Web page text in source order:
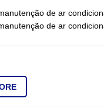
de ar
de ar